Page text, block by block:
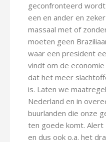
geconfronteerd
een en ander en
massaal met of
moeten geen
waar een president
vindt om de
dat het meer
is. Laten we
Nederland en in
buurlanden die onze
ten goede komt. Alert
en dus ook o.a. het